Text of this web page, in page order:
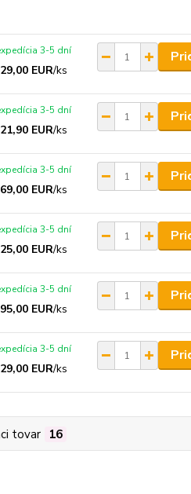
29,00 EUR/ks
3-5 dní
21,90 EUR/ks
3-5 dní
69,00 EUR/ks
3-5 dní
25,00 EUR/ks
3-5 dní
95,00 EUR/ks
3-5 dní
29,00 EUR/ks
3-5 dní
tovar 16